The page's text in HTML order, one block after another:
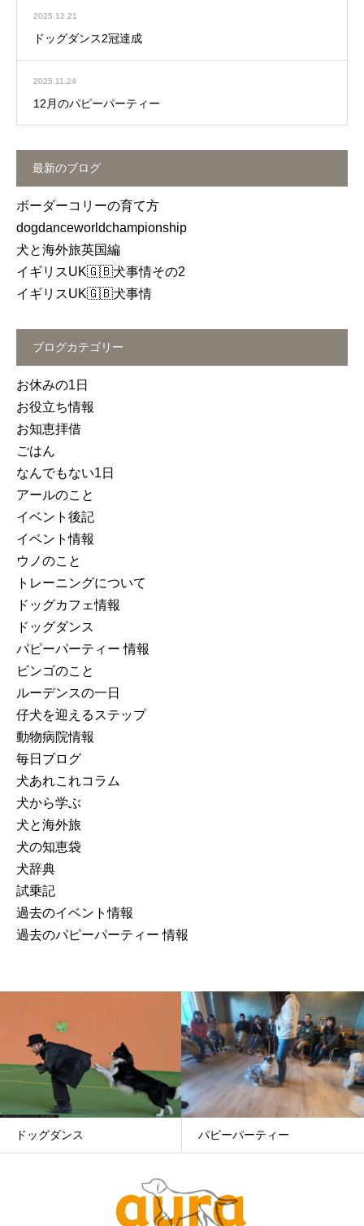
2025.12.21
ドッグダンス2冠達成
2025.11.24
12月のパピーパーティー
最新のブログ
ボーダーコリーの育て方
dogdanceworldchampionship
犬と海外旅英国編
イギリスUK🇬🇧犬事情その2
イギリスUK🇬🇧犬事情
ブログカテゴリー
お休みの1日
お役立ち情報
お知恵拝借
ごはん
なんでもない1日
アールのこと
イベント後記
イベント情報
ウノのこと
トレーニングについて
ドッグカフェ情報
ドッグダンス
パピーパーティー 情報
ビンゴのこと
ルーデンスの一日
仔犬を迎えるステップ
動物病院情報
毎日ブログ
犬あれこれコラム
犬から学ぶ
犬と海外旅
犬の知恵袋
犬辞典
試乗記
過去のイベント情報
過去のパピーパーティー 情報
ドッグダンス パピーパーティー